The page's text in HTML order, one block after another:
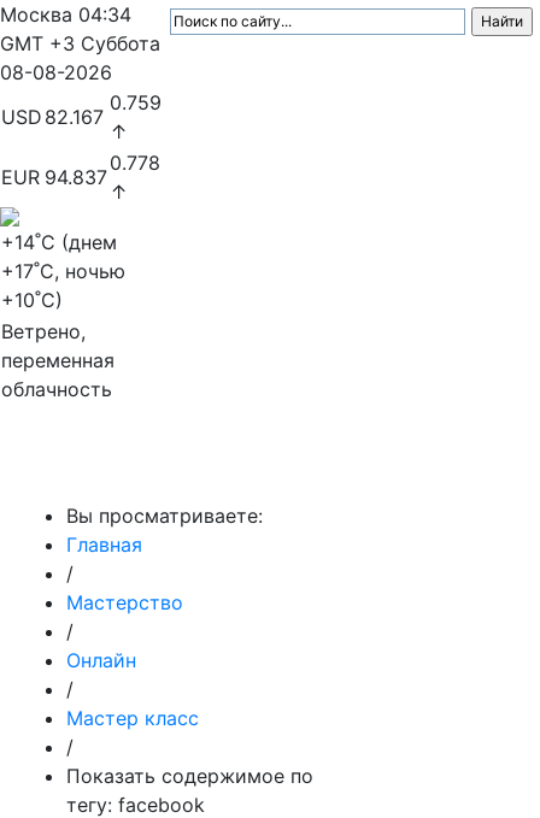
Москва 04:34
GMT +3 Суббота
08-08-2026
USD 82.167
0.759
↑
EUR 94.837
0.778
↑
+14˚C (днем
+17˚C, ночью
+10˚C)
Ветрено,
переменная
облачность
Вы просматриваете:
Главная
/
Мастерство
/
Онлайн
/
Мастер класс
/
Показать содержимое по
тегу: facebook